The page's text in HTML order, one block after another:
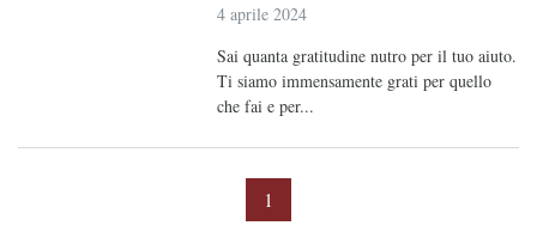
4 aprile 2024
Sai quanta gratitudine nutro per il tuo aiuto.
Ti siamo immensamente grati per quello
che fai e per...
1